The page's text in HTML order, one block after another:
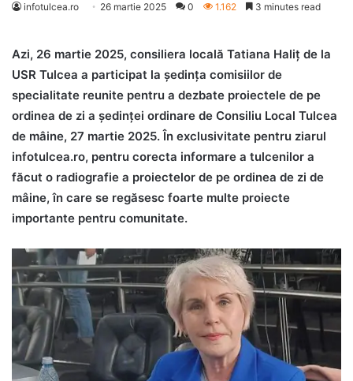
infotulcea.ro 26 martie 2025 0 1.162 3 minutes read
Azi, 26 martie 2025, consiliera locală Tatiana Haliț de la
USR Tulcea a participat la ședința comisiilor de
specialitate reunite pentru a dezbate proiectele de pe
ordinea de zi a ședinței ordinare de Consiliu Local Tulcea
de mâine, 27 martie 2025. În exclusivitate pentru ziarul
infotulcea.ro, pentru corecta informare a tulcenilor a
făcut o radiografie a proiectelor de pe ordinea de zi de
mâine, în care se regăsesc foarte multe proiecte
importante pentru comunitate.